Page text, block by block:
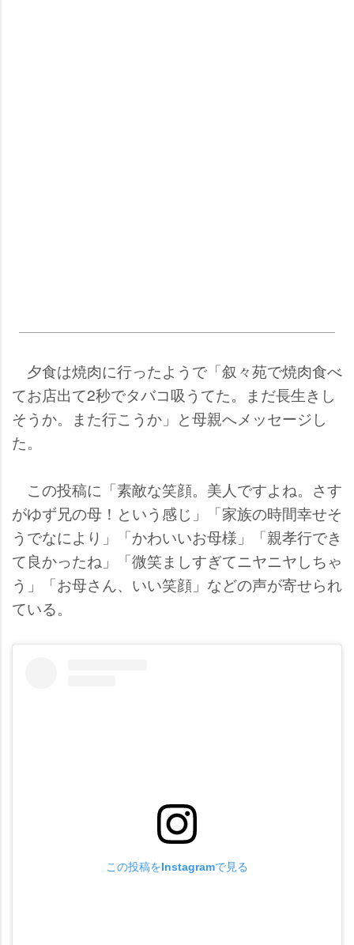
夕食は焼肉に行ったようで「叙々苑で焼肉食べ
てお店出て2秒でタバコ吸うてた。まだ長生きし
そうか。また行こうか」と母親へメッセージし
た。
この投稿に「素敵な笑顔。美人ですよね。さす
がゆず兄の母！という感じ」「家族の時間幸せそ
うでなにより」「かわいいお母様」「親孝行でき
て良かったね」「微笑ましすぎてニヤニヤしちゃ
う」「お母さん、いい笑顔」などの声が寄せられ
ている。
この投稿をInstagramで見る